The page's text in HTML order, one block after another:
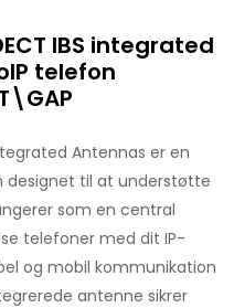
IBS integrated
telefon
Antennas er en
designet til at understøtte
som en central
telefoner med dit IP-
og mobil kommunikation
antenne sikrer